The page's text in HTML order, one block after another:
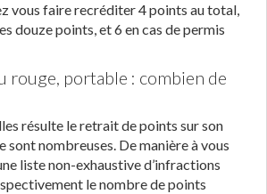
vous faire recréditer 4 points au total,
douze points, et 6 en cas de permis
rouge, portable : combien de
résulte le retrait de points sur son
sont nombreuses. De manière à vous
liste non-exhaustive d’infractions
le nombre de points